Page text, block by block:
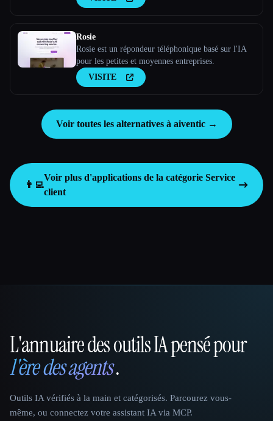
Rosie
Rosie est un répondeur téléphonique basé sur l'IA
pour les petites et moyennes entreprises.
VISITE
Voir toutes les alternatives à aiventic →
👨‍💻
Voir plus d'applications de la catégorie Service
client
That AI Collection
L'annuaire des outils IA pensé pour
l'ère des agents.
Outils IA vérifiés à la main et catégorisés. Parcourez vous-
même, ou connectez votre assistant IA via MCP.